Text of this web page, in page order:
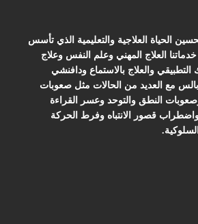
الحياة العلاجية والتعليمية الذي تأسس
وتشمل خدماتنا العلاج المهني وعلم النفس وعلاج
والعلاج بالاستماع ودافنشي
مع العديد من الحالات مثل صعوبات
النطق والتوحد وعسر القراءة
قصور الانتباه وفرط الحركة